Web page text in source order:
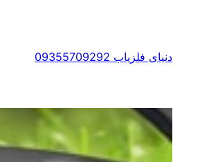
دنیای فلزیاب 09355709292